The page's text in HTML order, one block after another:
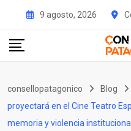
content
9 agosto, 2026
consellopatagonico Blog
proyectará en el Cine Teatro
memoria y violencia